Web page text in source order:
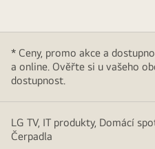
* Ceny, promo akce a
a online. Ověřte si u vašeho
dostupnost.
LG TV, IT produkty, Domácí
Čerpadla